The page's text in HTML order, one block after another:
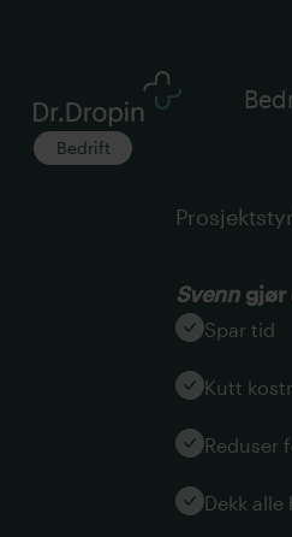
Bedrift
Svenn gjør
Spar tid
Kutt
Reduser
Dekk alle